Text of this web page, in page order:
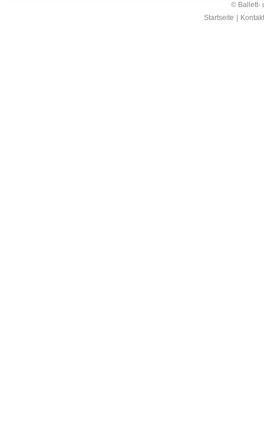
© Ballett-
Startseite
Kontakt